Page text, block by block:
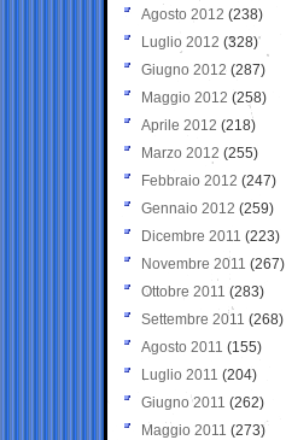
Agosto 2012 (238)
Luglio 2012 (328)
Giugno 2012 (287)
Maggio 2012 (258)
Aprile 2012 (218)
Marzo 2012 (255)
Febbraio 2012 (247)
Gennaio 2012 (259)
Dicembre 2011 (223)
Novembre 2011 (267)
Ottobre 2011 (283)
Settembre 2011 (268)
Agosto 2011 (155)
Luglio 2011 (204)
Giugno 2011 (262)
Maggio 2011 (273)